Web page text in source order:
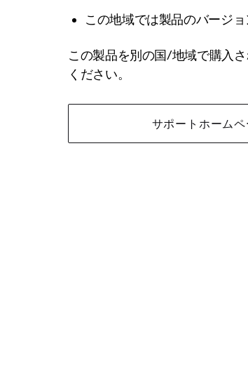
この地域では製品のバージ
この製品を別の国/地域で購入
ください。
サポートホーム